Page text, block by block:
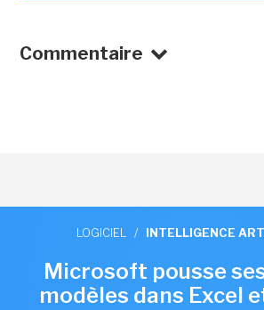
Commentaire
LOGICIEL / INTELLIGENCE
Microsoft pousse
modèles dans Excel